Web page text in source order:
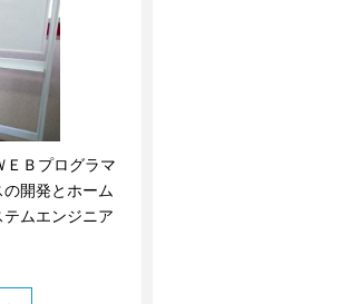
ＥＢプログラマ
開発とホーム
ムエンジニア